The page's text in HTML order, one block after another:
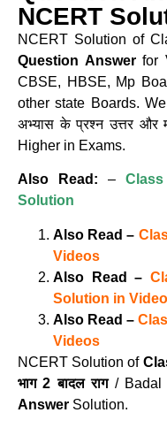
NCERT
NCERT Solution of
Question Answerfor
CBSE, HBSE, Mp
other state Boards.
अभ्यास के प्रश्न उत्तर और
Higher in Exams.
Also Read: –
Solution
Also Read –
Videos
Also Read –
Solution in
Also Read –
Videos
NCERT Solution of
भाग 2 बादल राग/ Badal
Answer Solution.